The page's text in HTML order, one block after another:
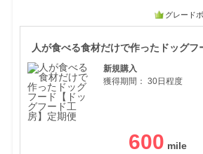
グレード
新規購入
獲得期間： 30日程度
600